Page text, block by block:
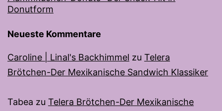
Donutform
Neueste Kommentare
Caroline | Linal's Backhimmel zu Telera
Brötchen-Der Mexikanische Sandwich Klassiker
Tabea zu Telera Brötchen-Der Mexikanische